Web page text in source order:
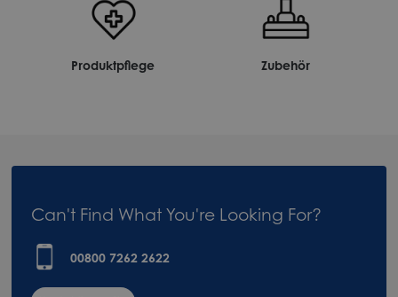
Produktpflege Zubehör
Can't Find What You're Looking For?
00800 7262 2622